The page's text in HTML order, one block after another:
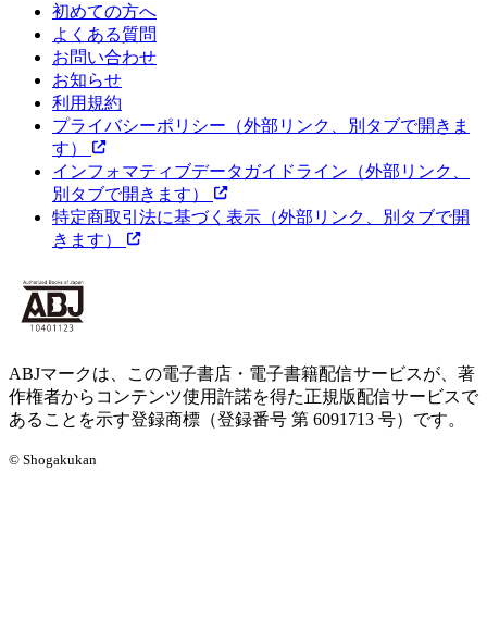
初めての方へ
よくある質問
お問い合わせ
お知らせ
利用規約
プライバシーポリシー （外部リンク、別タブで開きま
す）
インフォマティブデータガイドライン （外部リンク、
別タブで開きます）
特定商取引法に基づく表示 （外部リンク、別タブで開
きます）
ABJマークは、この電子書店・電子書籍配信サービスが、著
作権者からコンテンツ使用許諾を得た正規版配信サービスで
あることを示す登録商標（登録番号 第 6091713 号）です。
© Shogakukan